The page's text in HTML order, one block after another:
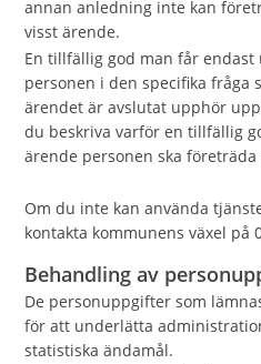
annan anledning inte kan
visst ärende.
En tillfällig god man får
personen i den specifika fråga
ärendet är avslutat upphör
du beskriva varför en tillfällig
ärende personen ska
Om du inte kan använda
kontakta kommunens växel på
Behandling av
De personuppgifter som
för att underlätta
statistiska ändamål.